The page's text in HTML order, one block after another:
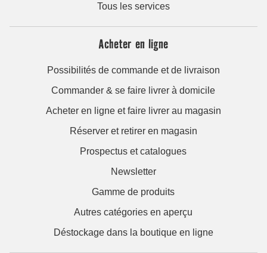
Tous les services
Acheter en ligne
Possibilités de commande et de livraison
Commander & se faire livrer à domicile
Acheter en ligne et faire livrer au magasin
Réserver et retirer en magasin
Prospectus et catalogues
Newsletter
Gamme de produits
Autres catégories en aperçu
Déstockage dans la boutique en ligne